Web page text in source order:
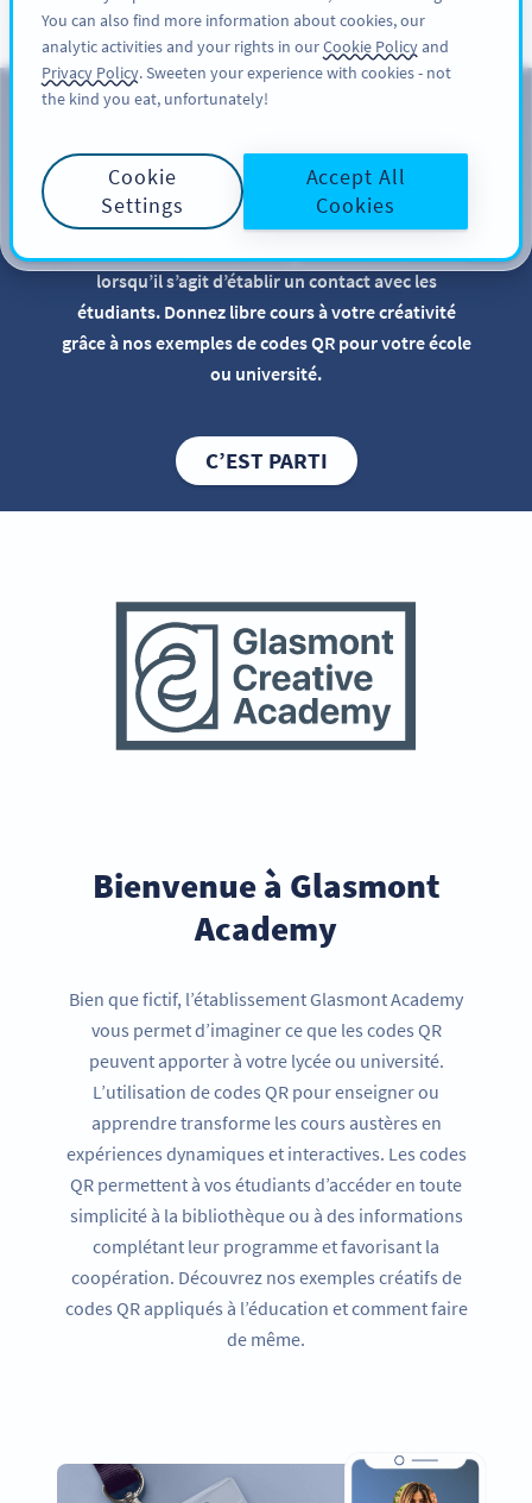
INSCRIPTION
Codes QR pour les
institutions éducatives
L’utilisation de codes QR constitue un atout pour
lorsqu’il s’agit d’établir un contact avec les
étudiants. Donnez libre cours à votre créativité
grâce à nos exemples de codes QR pour votre école
ou université.
C’EST PARTI
Bienvenue à Glasmont
Academy
Bien que fictif, l’établissement Glasmont Academy
vous permet d’imaginer ce que les codes QR
peuvent apporter à votre lycée ou université.
L’utilisation de codes QR pour enseigner ou
apprendre transforme les cours austères en
expériences dynamiques et interactives. Les codes
QR permettent à vos étudiants d’accéder en toute
simplicité à la bibliothèque ou à des informations
complétant leur programme et favorisant la
coopération. Découvrez nos exemples créatifs de
codes QR appliqués à l’éducation et comment faire
de même.
You can also find more information about cookies, our
analytic activities and your rights in ourCookie Policyand
Privacy Policy. Sweeten your experience with cookies - not
the kind you eat, unfortunately!
Cookie
Settings
Accept All
Cookies